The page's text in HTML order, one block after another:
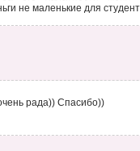
не маленькие для
рада)) Спасибо))